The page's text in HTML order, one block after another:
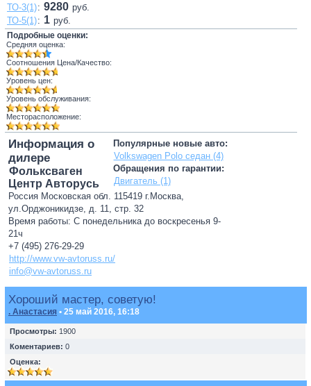
ТО-3(1): 9280 руб.
ТО-5(1): 1 руб.
Подробные оценки:
Средняя оценка:
Соотношения Цена/Качество:
Уровень цен:
Уровень обслуживания:
Месторасположение:
Популярные новые авто:
Volkswagen Polo седан (4)
Обращения по гарантии:
Двигатель (1)
Информация о
дилере
Фольксваген
Центр Авторусь
Россия Московская обл. 115419 г.Москва,
ул.Орджоникидзе, д. 11, стр. 32
Время работы: С понедельника до воскресенья 9-
21ч
+7 (495) 276-29-29
http://www.vw-avtoruss.ru/
info@vw-avtoruss.ru
Хороший мастер, советую!
. Анастасия • 25 май 2016, 16:18
Просмотры: 1900
Коментариев: 0
Оценка: